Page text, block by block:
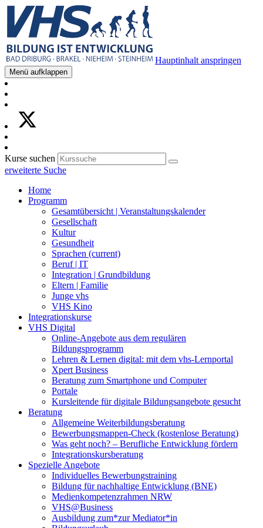
Hauptinhalt anspringen
Menü aufklappen
Kurse suchen
erweiterte Suche
Home
Programm
Gesamtübersicht | Veranstaltungskalender
Gesellschaft
Kultur
Gesundheit
Sprachen (current)
Beruf | IT
Integration | Grundbildung
Eltern | Familie
Junge vhs
VHS Kino
Integrationskurse
VHS Digital
Online-Angebote aus dem regulären
Bildungsprogramm
Lehren & Lernen digital: mit dem vhs-Lernportal
Xpert Business
Beratung zum Smartphone und Computer
Portale
Kursleitende für digitale Bildungsangebote gesucht
Beratung
Allgemeine Weiterbildungsberatung
Bewerbungsmappen-Check (kostenlose Beratung)
Was geht noch? – Berufliche Entwicklung fördern
Integrationskursberatung
Spezielle Angebote
Individuelles Bewerbungstraining
Bildung für nachhaltige Entwicklung (BNE)
Medienkompetenzrahmen NRW
VHS@Business
Ausbildung zum*zur Mediator*in